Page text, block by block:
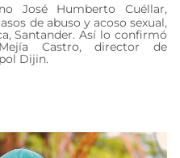
José Humberto Cuéllar,
de abuso y acoso sexual,
Santander. Así lo confirmó
Castro, director de
Dijin.